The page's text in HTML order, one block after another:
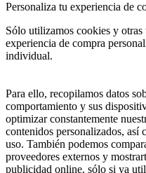
Personaliza tu experiencia de
Sólo utilizamos cookies y otras
experiencia de compra
individual.
Para ello, recopilamos datos
comportamiento y sus
optimizar constantemente
contenidos personalizados, así
uso. También podemos
proveedores externos y
publicidad online, sólo si ya